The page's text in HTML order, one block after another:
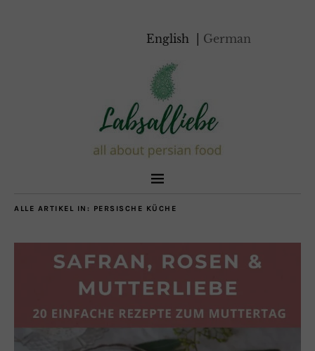
English German
ALLE ARTIKEL IN: PERSISCHE KÜCHE